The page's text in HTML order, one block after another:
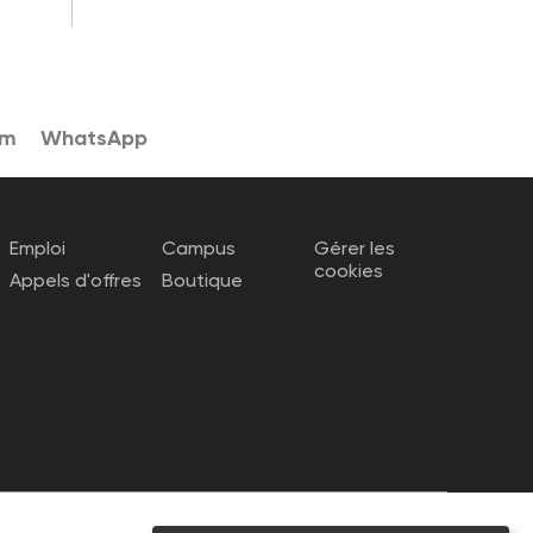
WhatsApp
Emploi
Appels d'offres
Campus
Boutique
Gérer les
cookies